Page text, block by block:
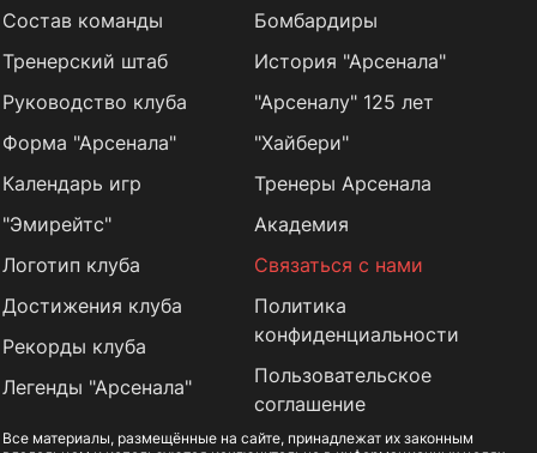
Состав команды
Тренерский штаб
Руководство клуба
Форма "Арсенала"
Календарь игр
Бомбардиры
История "Арсенала"
"Арсеналу" 125 лет
"Хайбери"
Тренеры Арсенала
"Эмирейтс"
Логотип клуба
Достижения клуба
Рекорды клуба
Легенды "Арсенала"
Академия
Связаться с нами
Политика
конфиденциальности
Пользовательское
соглашение
Все материалы, размещённые на сайте, принадлежат их законным